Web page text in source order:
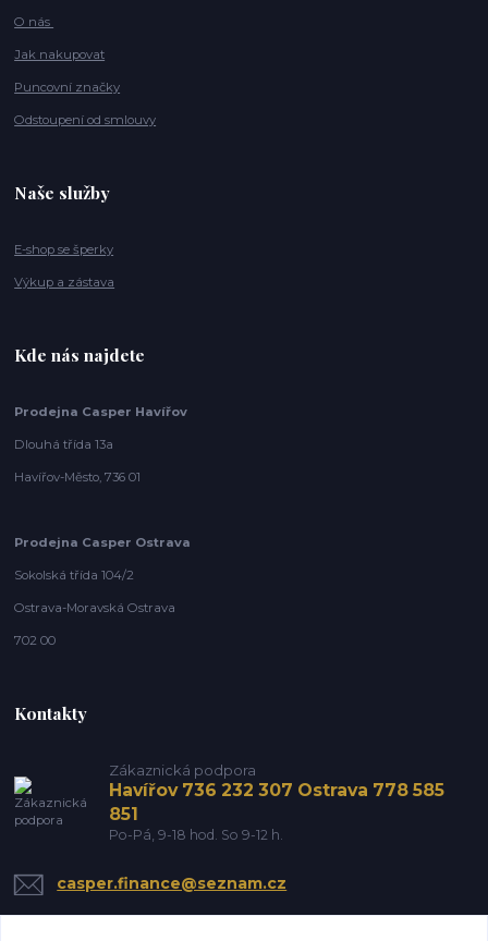
O nás
Jak nakupovat
Puncovní značky
Odstoupení od smlouvy
Naše služby
E-shop se šperky
Výkup a zástava
Kde nás najdete
Prodejna Casper Havířov
Dlouhá třída 13a
Havířov-Město, 736 01
Prodejna Casper Ostrava
Sokolská třída 104/2
Ostrava-Moravská Ostrava
702 00
Kontakty
Zákaznická podpora
Havířov 736 232 307 Ostrava 778 585
851
Po-Pá, 9-18 hod. So 9-12 h.
casper.finance@seznam.cz